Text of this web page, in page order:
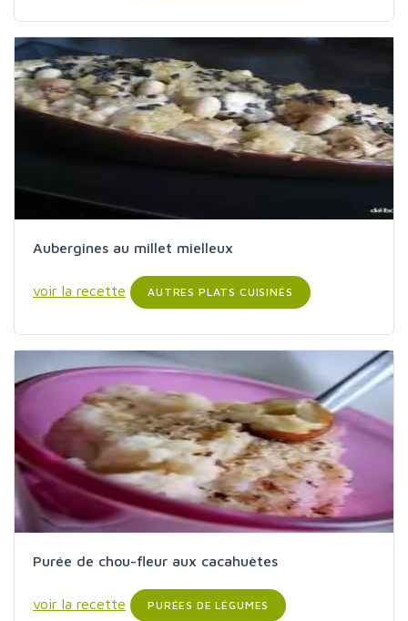
Aubergines au millet mielleux
voir la recette AUTRES PLATS CUISINÉS
Purée de chou-fleur aux cacahuètes
voir la recette PURÉES DE LÉGUMES